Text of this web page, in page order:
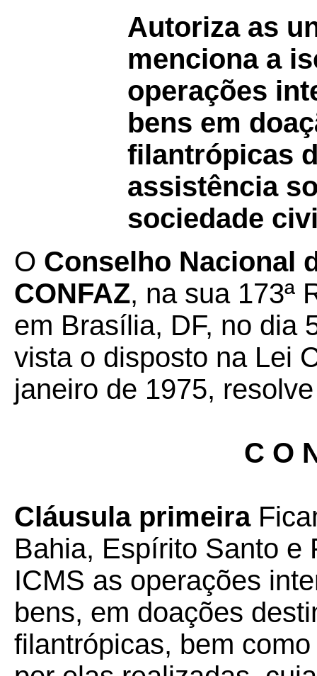
Autoriza as
menciona a
operações
bens em
filantrópicas
assistência
sociedade
O Conselho Nacional
CONFAZ, na sua 173ª
em Brasília, DF, no dia
vista o disposto na Lei
janeiro de 1975,
C O
Cláusula primeira
Bahia, Espírito Santo e
ICMS as operações
bens, em doações
filantrópicas, bem